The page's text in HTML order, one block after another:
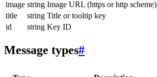
image string Image URL (https or http scheme)
title
string Title or tooltip key
id
string Key ID
Message types#